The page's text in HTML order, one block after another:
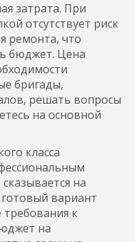
затрата. При
отсутствует риск
ремонта, что
бюджет. Цена
бригады,
решать вопросы
на основной
класса
на
вариант
требования к
на